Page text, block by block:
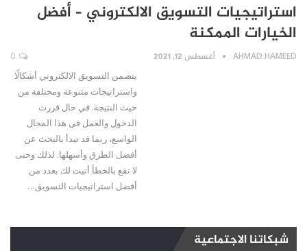
استراتيجيات التسويق الالكتروني – أفضل
الخيارات الممكنة
AHMAD HAMEED أغسطس 12, 2021
يتضمن التسويق الالكتروني أشكالًا
واستراتيجات متنوعة ومختلفة من
حيث النتيجة. في حال قررت
الدخول والعمل في هذا المجال
الواسع، ربما قد تبدأ بالبحث عن
أفضل الطرق وأسهلها. لذلك وحتى
لا تقع بالخطأ أتيت لك بعدد من
أفضل استراتيجيات التسويق…
شبكاتنا الاجتماعية